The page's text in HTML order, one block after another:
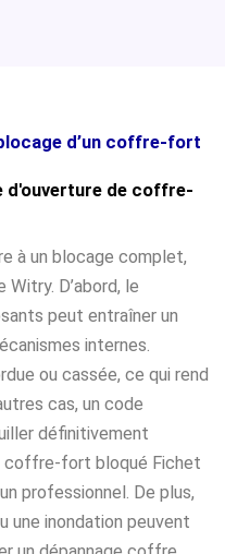
d’un coffre-fort
d'ouverture de coffre-
à un blocage complet,
D’abord, le
peut entraîner un
internes.
ou cassée, ce qui rend
cas, un code
définitivement
coffre-fort bloqué Fichet
professionnel. De plus,
une inondation peuvent